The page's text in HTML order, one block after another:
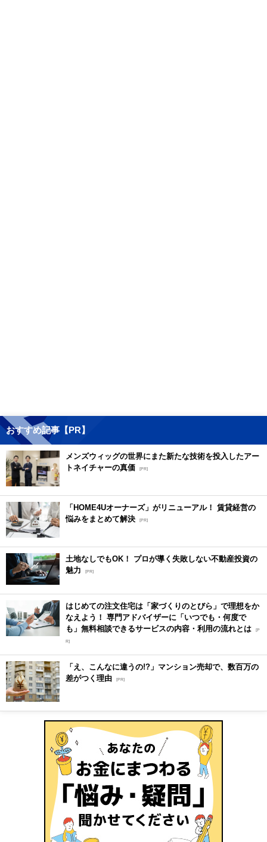
おすすめ記事【PR】
メンズウィッグの世界にまた新たな技術を投入したアー
トネイチャーの真価
[PR]
「HOME4Uオーナーズ」がリニューアル！ 賃貸経営の
悩みをまとめて解決 [PR]
土地なしでもOK！ プロが導く失敗しない不動産投資の
魅力
[PR]
はじめての注文住宅は「家づくりのとびら」で理想をか
なえよう！ 専門アドバイザーに「いつでも・何度で
も」無料相談できるサービスの内容・利用の流れとは [P
R]
「え、こんなに違うの!?」マンション売却で、数百万の
差がつく理由 [PR]